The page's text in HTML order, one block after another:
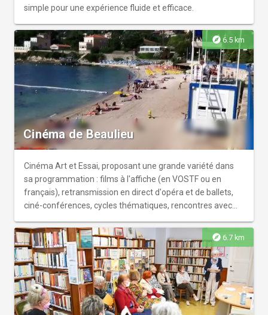
simple pour une expérience fluide et efficace.
explore 6.5 km
Cinéma de Beaulieu
Cinéma Art et Essai, proposant une grande variété dans
sa programmation : films à l'affiche (en VOSTF ou en
français), retransmission en direct d'opéra et de ballets,
ciné-conférences, cycles thématiques, rencontres avec
explore 6.7 km